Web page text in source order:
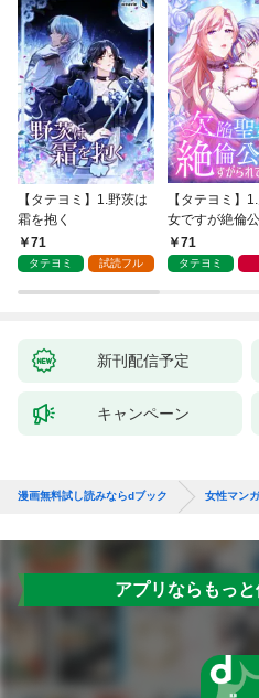
【タテヨミ】1.野茨は
霜を抱く
71
タテヨミ 試読フル
【タテヨミ】
女ですが絶倫
がられています
71
タテヨミ
新刊配信予定
キャンペーン
漫画無料試し読みならdブック 女性マンガ
アプリならもっと